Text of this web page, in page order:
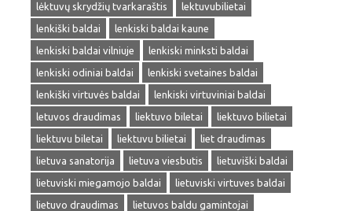
lėktuvų skrydžių tvarkaraštis
lektuvubilietai
lenkiški baldai
lenkiski baldai kaune
lenkiski baldai vilniuje
lenkiski minksti baldai
lenkiski odiniai baldai
lenkiski svetaines baldai
lenkiški virtuvės baldai
lenkiski virtuviniai baldai
letuvos draudimas
liektuvo biletai
liektuvo bilietai
liektuvu biletai
liektuvu bilietai
liet draudimas
lietuva sanatorija
lietuva viesbutis
lietuviški baldai
lietuviski miegamojo baldai
lietuviski virtuves baldai
lietuvo draudimas
lietuvos baldu gamintojai